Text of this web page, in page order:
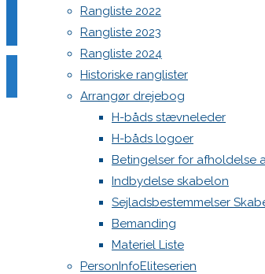
Rangliste 2022
Rangliste 2023
Rangliste 2024
Historiske ranglister
Arrangør drejebog
H-båds stævneleder
H-båds logoer
Betingelser for afholdelse
Indbydelse skabelon
Sejladsbestemmelser
Bemanding
Materiel Liste
PersonInfoEliteserien